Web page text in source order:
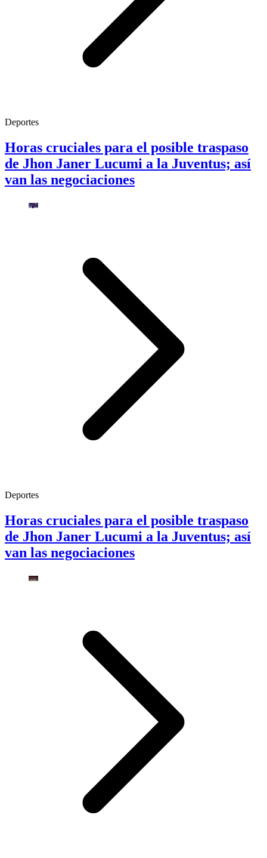
Deportes
Horas cruciales para el posible traspaso
de Jhon Janer Lucumi a la Juventus; así
van las negociaciones
Deportes
Horas cruciales para el posible traspaso
de Jhon Janer Lucumi a la Juventus; así
van las negociaciones